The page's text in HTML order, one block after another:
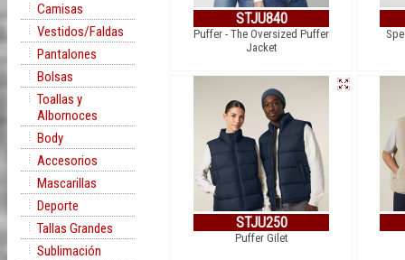
Camisas
Vestidos/Faldas
Pantalones
Bolsas
Toallas y
Albornoces
Body
Accesorios
Mascarillas
Deporte
Tallas Grandes
Sublimación
STJU840
Puffer - The Oversized Puffer
Jacket
STJU250
Puffer Gilet